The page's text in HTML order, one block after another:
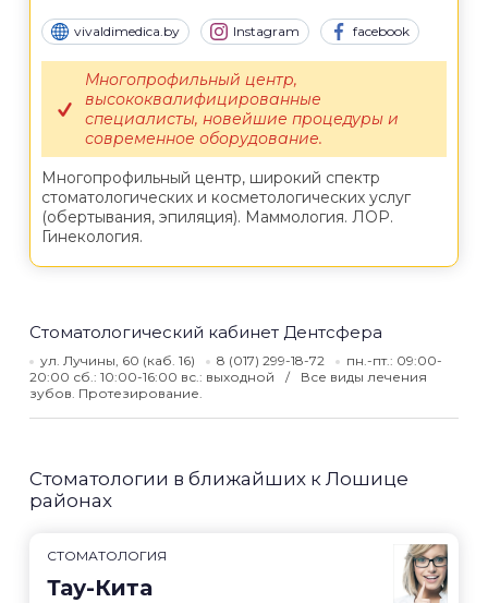
vivaldimedica.by Instagram facebook
Многопрофильный центр, широкий спектр
стоматологических и косметологических услуг
(обертывания, эпиляция). Маммология. ЛОР.
Гинекология.
Многопрофильный центр,
высококвалифицированные
специалисты, новейшие процедуры и
современное оборудование.
Стоматологический кабинет Дентсфера
ул. Лучины, 60 (каб. 16) 8 (017) 299-18-72
пн.-пт.: 09:00-
20:00 сб.: 10:00-16:00 вс.: выходной
Все виды лечения
зубов. Протезирование.
Стоматологии в ближайших к Лошице
районах
СТОМАТОЛОГИЯ
Тау-Кита